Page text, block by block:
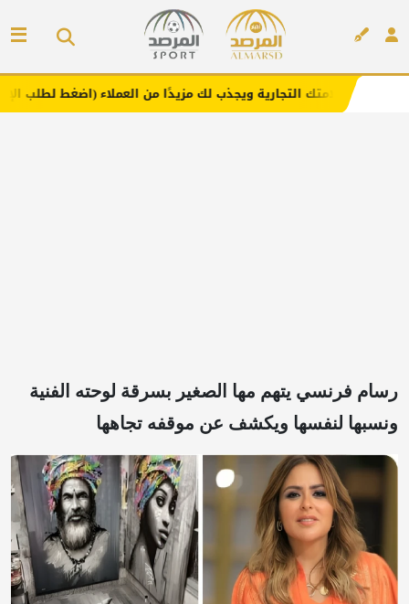
ويجذب لك مزيدًا من العملاء (اضغط لطلب الإعلان)
رسام فرنسي يتهم مها الصغير بسرقة لوحته الفنية
ونسبها لنفسها ويكشف عن موقفه تجاهها